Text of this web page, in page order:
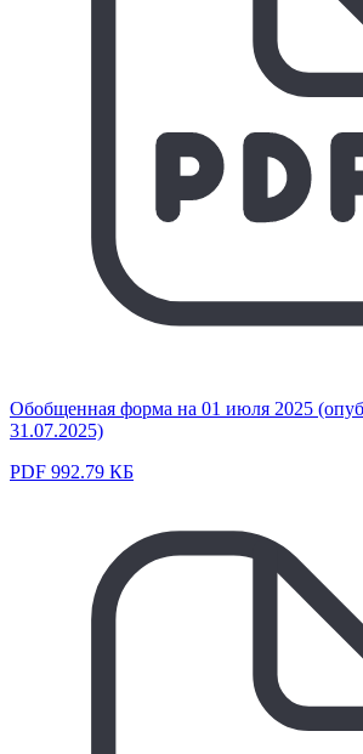
Обобщенная форма на 01 июля 2025
31.07.2025)
PDF 992.79 КБ